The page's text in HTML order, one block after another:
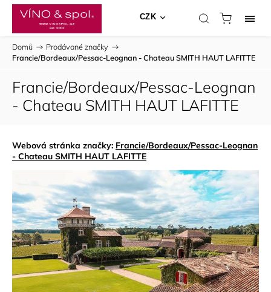
CZK
Domů / Prodávané značky /
Francie/Bordeaux/Pessac-Leognan - Chateau SMITH HAUT LAFITTE
Francie/Bordeaux/Pessac-Leognan
- Chateau SMITH HAUT LAFITTE
Webová stránka značky: Francie/Bordeaux/Pessac-Leognan
- Chateau SMITH HAUT LAFITTE